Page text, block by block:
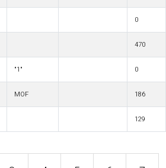
0
470
"1" 0
MOF 186
129